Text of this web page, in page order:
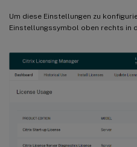
Um diese Einstellungen zu
Einstellungssymbol oben rechts in